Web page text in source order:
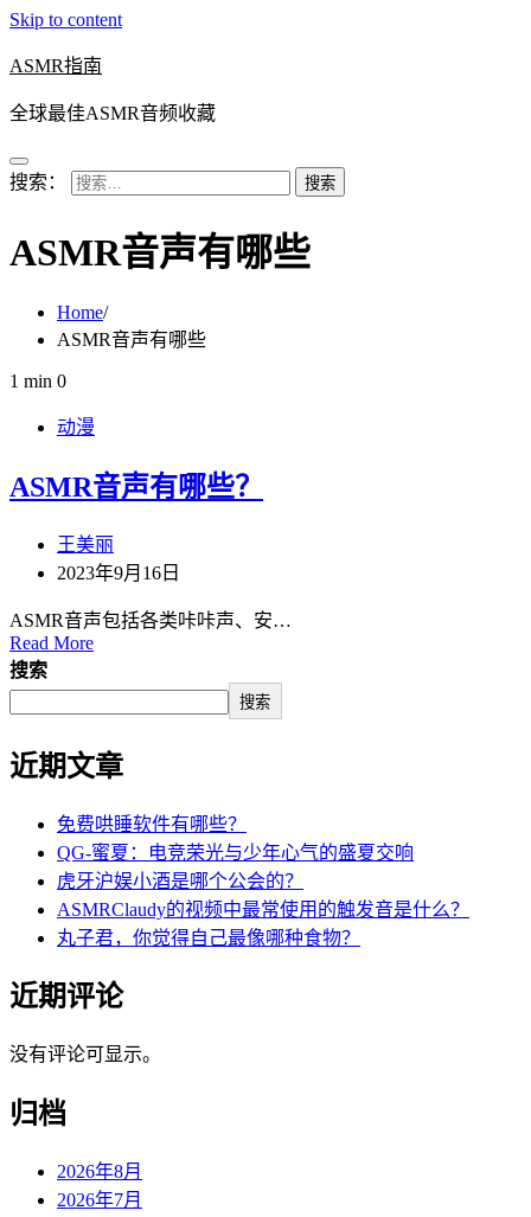
Skip to content
ASMR指南
全球最佳ASMR音频收藏
搜索：
ASMR音声有哪些
Home
ASMR音声有哪些
1 min 0
动漫
ASMR音声有哪些？
王美丽
2023年9月16日
ASMR音声包括各类咔咔声、安…
Read More
搜索
搜索
近期文章
免费哄睡软件有哪些？
QG-蜜夏：电竞荣光与少年心气的盛夏交响
虎牙沪娱小酒是哪个公会的？
ASMRClaudy的视频中最常使用的触发音是什么？
丸子君，你觉得自己最像哪种食物？
近期评论
没有评论可显示。
归档
2026年8月
2026年7月